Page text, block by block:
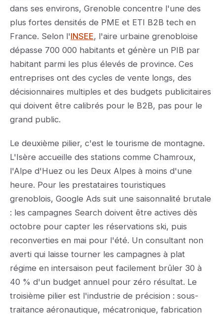
dans ses environs, Grenoble concentre l'une des
plus fortes densités de PME et ETI B2B tech en
France. Selon l'INSEE, l'aire urbaine grenobloise
dépasse 700 000 habitants et génère un PIB par
habitant parmi les plus élevés de province. Ces
entreprises ont des cycles de vente longs, des
décisionnaires multiples et des budgets publicitaires
qui doivent être calibrés pour le B2B, pas pour le
grand public.
Le deuxième pilier, c'est le tourisme de montagne.
L'Isère accueille des stations comme Chamroux,
l'Alpe d'Huez ou les Deux Alpes à moins d'une
heure. Pour les prestataires touristiques
grenoblois, Google Ads suit une saisonnalité brutale
: les campagnes Search doivent être actives dès
octobre pour capter les réservations ski, puis
reconverties en mai pour l'été. Un consultant non
averti qui laisse tourner les campagnes à plat
régime en intersaison peut facilement brûler 30 à
40 % d'un budget annuel pour zéro résultat. Le
troisième pilier est l'industrie de précision : sous-
traitance aéronautique, mécatronique, fabrication